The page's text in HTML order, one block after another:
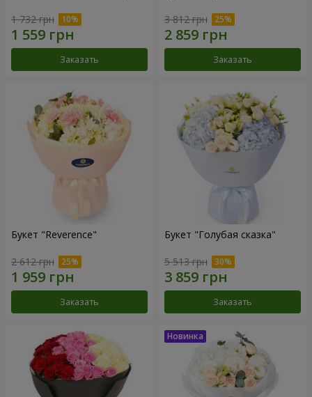
1 732 грн
Заказать
3 812 грн
Заказать
Букет "Reverence"
2 612 грн
Заказать
Букет "Голубая сказка"
5 513 грн
Заказать